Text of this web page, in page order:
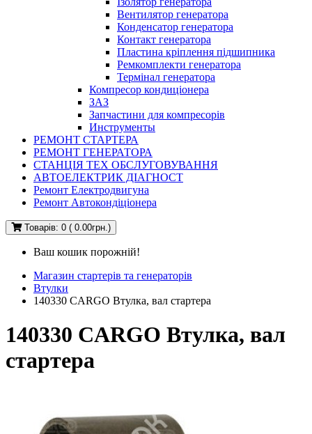
Вентилятор генератора
Конденсатор генератора
Контакт генератора
Пластина кріплення підшипника
Ремкомплекти генератора
Термінал генератора
Компресор кондиціонера
ЗАЗ
Запчастини для компресорів
Инструменты
РЕМОНТ СТАРТЕРА
РЕМОНТ ГЕНЕРАТОРА
СТАНЦІЯ ТЕХ ОБСЛУГОВУВАННЯ
АВТОЕЛЕКТРИК ДІАГНОСТ
Ремонт Електродвигуна
Ремонт Автокондіціонера
Товарів: 0 ( 0.00грн.)
Ваш кошик порожній!
Магазин стартерів та генераторів
Втулки
140330 CARGO Втулка, вал стартера
140330 CARGO Втулка, вал
стартера